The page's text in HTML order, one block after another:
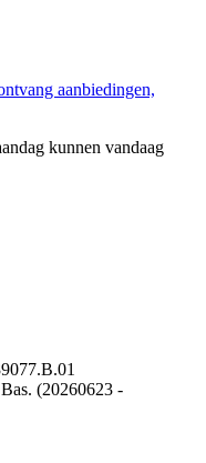
aanbiedingen,
kunnen vandaag
(20260623 -